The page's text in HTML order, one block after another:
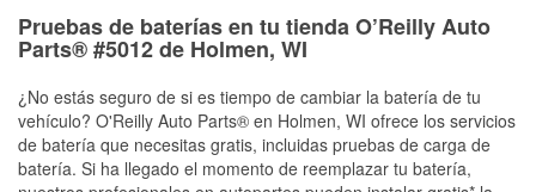
Pruebas de baterías en tu tienda O’Reilly Auto
Parts® #5012 de Holmen, WI
¿No estás seguro de si es tiempo de cambiar la batería de tu
vehículo? O'Reilly Auto Parts® en Holmen, WI ofrece los servicios
de batería que necesitas gratis, incluidas pruebas de carga de
batería. Si ha llegado el momento de reemplazar tu batería,